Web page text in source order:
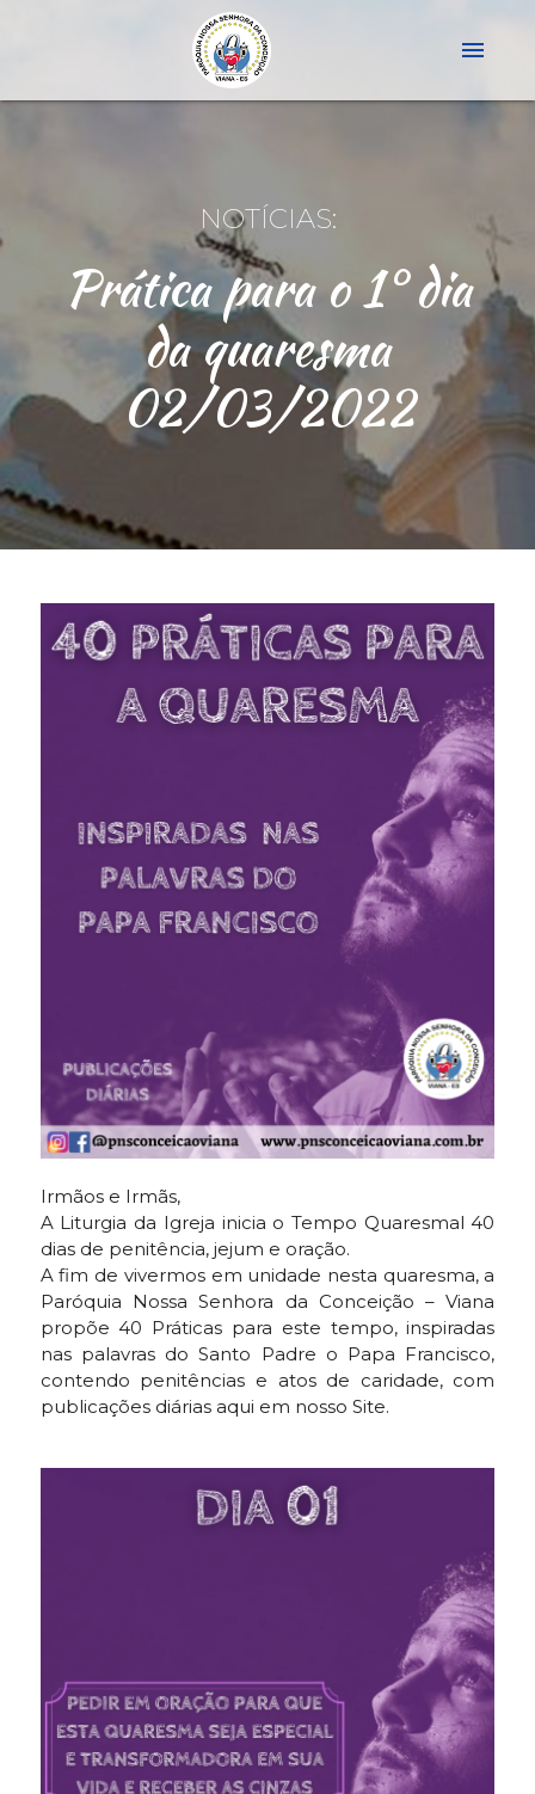
menu
NOTÍCIAS:
Prática para o 1° dia
da quaresma
02/03/2022
Irmãos e Irmãs,
A Liturgia da Igreja inicia o Tempo Quaresmal 40
dias de penitência, jejum e oração.
A fim de vivermos em unidade nesta quaresma, a
Paróquia Nossa Senhora da Conceição – Viana
propõe 40 Práticas para este tempo, inspiradas
nas palavras do Santo Padre o Papa Francisco,
contendo penitências e atos de caridade, com
publicações diárias aqui em nosso Site.